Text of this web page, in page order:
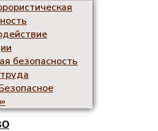
безопасность